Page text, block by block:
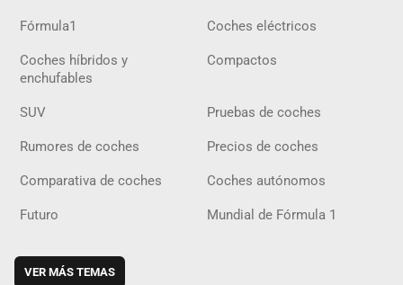
Fórmula1 Coches eléctricos
Coches híbridos y
enchufables
Compactos
SUV Pruebas de coches
Rumores de coches Precios de coches
Comparativa de coches Coches autónomos
Futuro Mundial de Fórmula 1
VER MÁS TEMAS